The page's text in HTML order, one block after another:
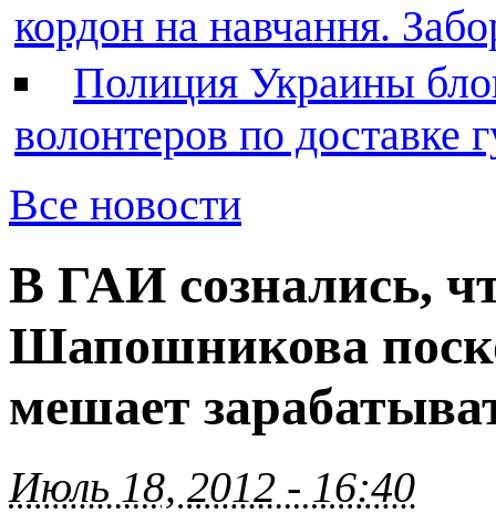
кордон на навчання.
Полиция Украины
волонтеров по
Все новости
В ГАИ сознались,
Шапошникова
мешает
Июль 18, 2012 - 16:40